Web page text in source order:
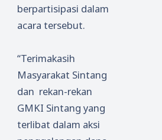
berpartisipasi dalam
acara tersebut.
“Terimakasih
Masyarakat Sintang
dan rekan-rekan
GMKI Sintang yang
terlibat dalam aksi